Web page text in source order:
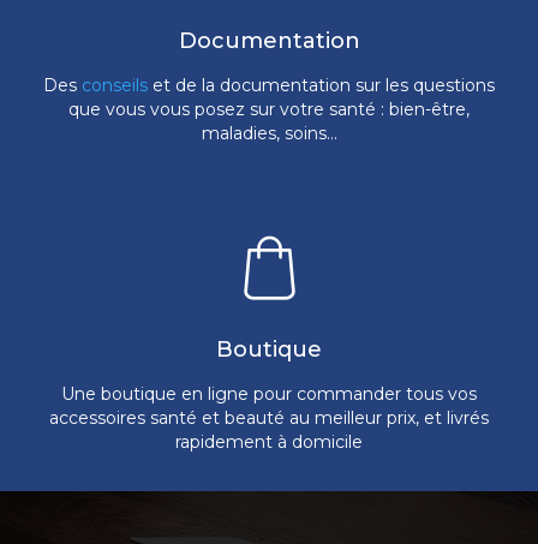
Documentation
Des conseils et de la documentation sur les questions
que vous vous posez sur votre santé : bien-être,
maladies, soins...
Boutique
Une boutique en ligne pour commander tous vos
accessoires santé et beauté au meilleur prix, et livrés
rapidement à domicile